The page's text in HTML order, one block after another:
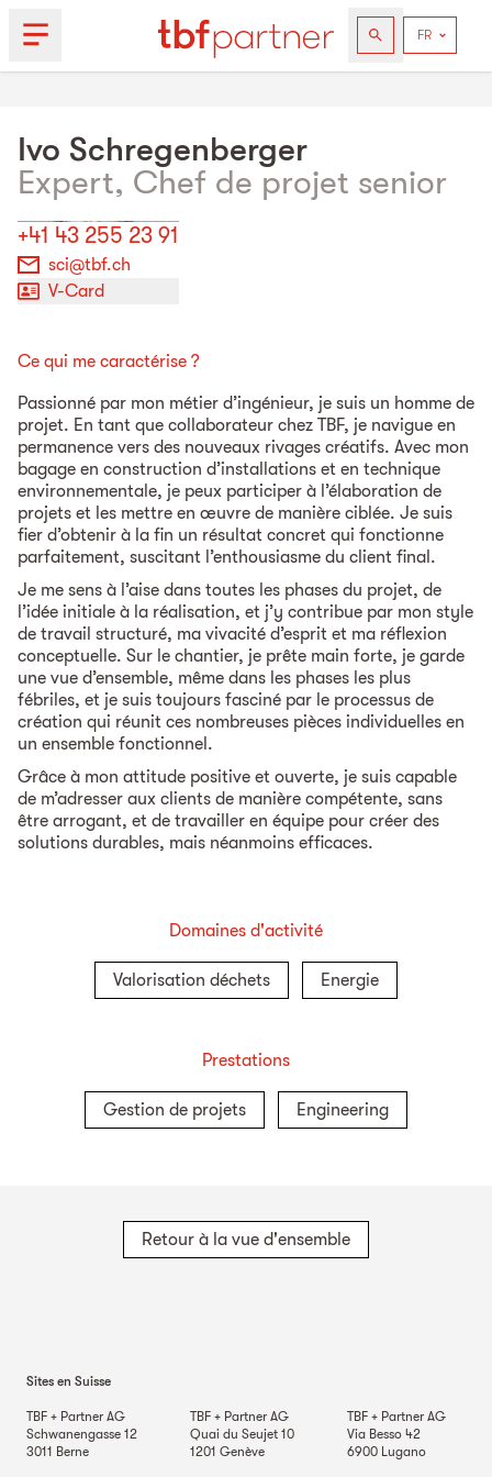
Ivo Schregenberger
Expert, Chef de projet senior
+41 43 255 23 91
sci@tbf.ch
V-Card
Ce qui me caractérise ?
Passionné par mon métier d’ingénieur, je suis un homme de
projet. En tant que collaborateur chez TBF, je navigue en
permanence vers des nouveaux rivages créatifs. Avec mon
bagage en construction d’installations et en technique
environnementale, je peux participer à l’élaboration de
projets et les mettre en œuvre de manière ciblée. Je suis
fier d’obtenir à la fin un résultat concret qui fonctionne
parfaitement, suscitant l’enthousiasme du client final.
Je me sens à l’aise dans toutes les phases du projet, de
l’idée initiale à la réalisation, et j’y contribue par mon style
de travail structuré, ma vivacité d’esprit et ma réflexion
conceptuelle. Sur le chantier, je prête main forte, je garde
une vue d’ensemble, même dans les phases les plus
fébriles, et je suis toujours fasciné par le processus de
création qui réunit ces nombreuses pièces individuelles en
un ensemble fonctionnel.
Grâce à mon attitude positive et ouverte, je suis capable
de m’adresser aux clients de manière compétente, sans
être arrogant, et de travailler en équipe pour créer des
solutions durables, mais néanmoins efficaces.
Domaines d'activité
Valorisation déchets Energie
Prestations
Gestion de projets Engineering
Retour à la vue d'ensemble
Sites en Suisse
TBF + Partner AG
Schwanengasse 12
3011 Berne
TBF + Partner AG
Quai du Seujet 10
1201 Genève
TBF + Partner AG
Via Besso 42
6900 Lugano